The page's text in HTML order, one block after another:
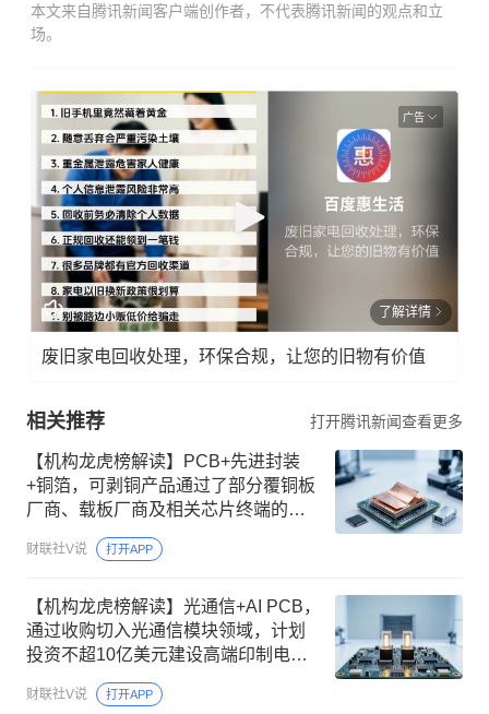
本文来自腾讯新闻客户端创作者，不代表腾讯新闻的观点和立
场。
广告
了解详情
废旧家电回收处理，环保合规，让您的旧物有价值
相关推荐 打开腾讯新闻查看更多
【机构龙虎榜解读】PCB+先进封装
+铜箔，可剥铜产品通过了部分覆铜板
厂商、载板厂商及相关芯片终端的认
证，持续获得小批量订单，主要应用
场景包括芯片封装光模块用PCB，机
财联社V说 打开APP
【机构龙虎榜解读】光通信+AI PCB，
通过收购切入光通信模块领域，计划
投资不超10亿美元建设高端印制电路
板项目，聚焦AI服务器等新兴场景需
求，2到3年内分批释放产能，机构大
财联社V说 打开APP